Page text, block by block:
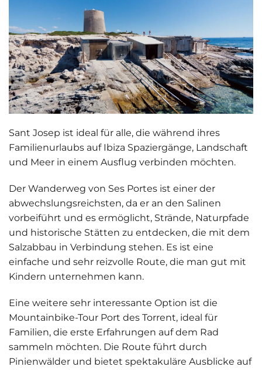
Sant Josep ist ideal für alle, die während ihres
Familienurlaubs auf Ibiza Spaziergänge, Landschaft
und Meer in einem Ausflug verbinden möchten.
Der Wanderweg von Ses Portes ist einer der
abwechslungsreichsten, da er an den Salinen
vorbeiführt und es ermöglicht, Strände, Naturpfade
und historische Stätten zu entdecken, die mit dem
Salzabbau in Verbindung stehen. Es ist eine
einfache und sehr reizvolle Route, die man gut mit
Kindern unternehmen kann.
Eine weitere sehr interessante Option ist die
Mountainbike-Tour Port des Torrent, ideal für
Familien, die erste Erfahrungen auf dem Rad
sammeln möchten. Die Route führt durch
Pinienwälder und bietet spektakuläre Ausblicke auf